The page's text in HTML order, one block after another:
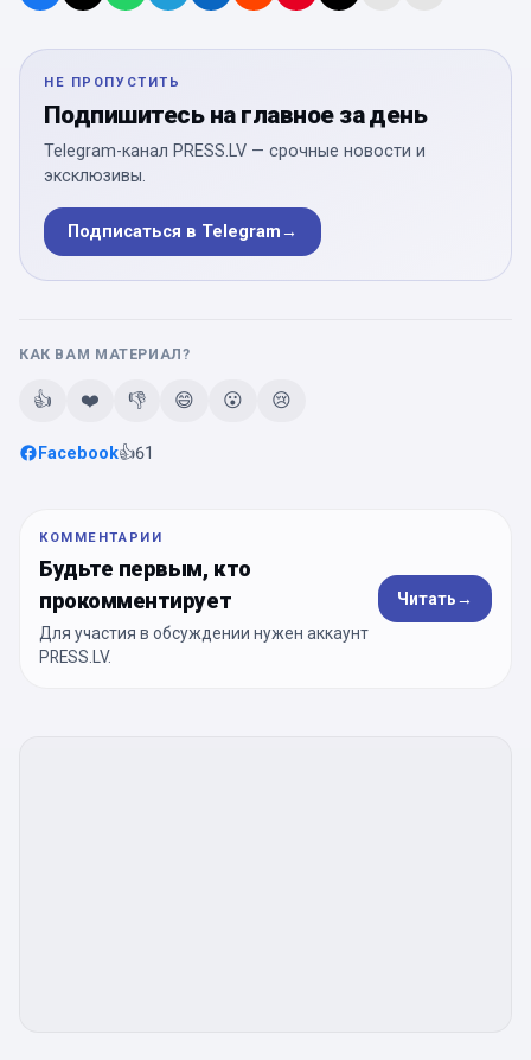
НЕ ПРОПУСТИТЬ
Подпишитесь на главное за день
Telegram-канал PRESS.LV — срочные новости и
эксклюзивы.
Подписаться в Telegram→
КАК ВАМ МАТЕРИАЛ?
👍 ❤️ 👎 😄 😮 😢
Facebook👍61
КОММЕНТАРИИ
Будьте первым, кто
прокомментирует
Для участия в обсуждении нужен аккаунт
PRESS.LV.
Читать→